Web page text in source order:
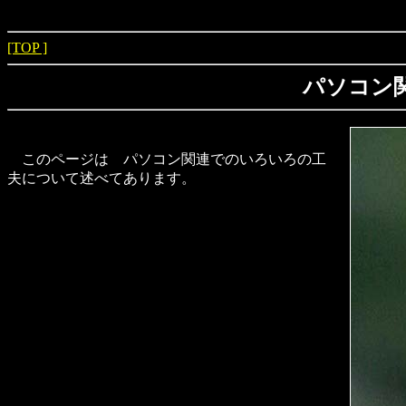
[TOP ]
パソコン
このページは パソコン関連でのいろいろの工
夫について述べてあります。